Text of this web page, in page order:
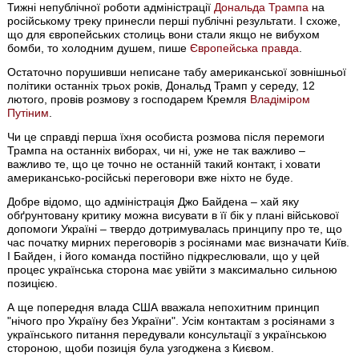
Тижні непублічної роботи адміністрації Дональда Трампа на
російському треку принесли перші публічні результати. І схоже,
що для європейських столиць вони стали якщо не вибухом
бомби, то холодним душем, пишеЄвропейська правда
Остаточно порушивши неписане табу американської зовнішньої
політики останніх трьох років, Дональд Трамп у середу, 12
лютого, провів розмову з господарем Кремля Владіміром
Путіним
Чи це справді перша їхня особиста розмова після перемоги
Трампа на останніх виборах, чи ні, уже не так важливо –
важливо те, що це точно не останній такий контакт, і ховати
американсько-російські переговори вже ніхто не буде.
Добре відомо, що адміністрація Джо Байдена – хай яку
обґрунтовану критику можна висувати в її бік у плані військової
допомоги Україні – твердо дотримувалась принципу про те, що
час початку мирних переговорів з росіянами має визначати Київ.
І Байден, і його команда постійно підкреслювали, що у цей
процес українська сторона має увійти з максимально сильною
позицією.
А ще попередня влада США вважала непохитним принцип
"нічого про Україну без України". Усім контактам з росіянами з
українського питання передували консультації з українською
стороною, щоби позиція була узгоджена з Києвом.